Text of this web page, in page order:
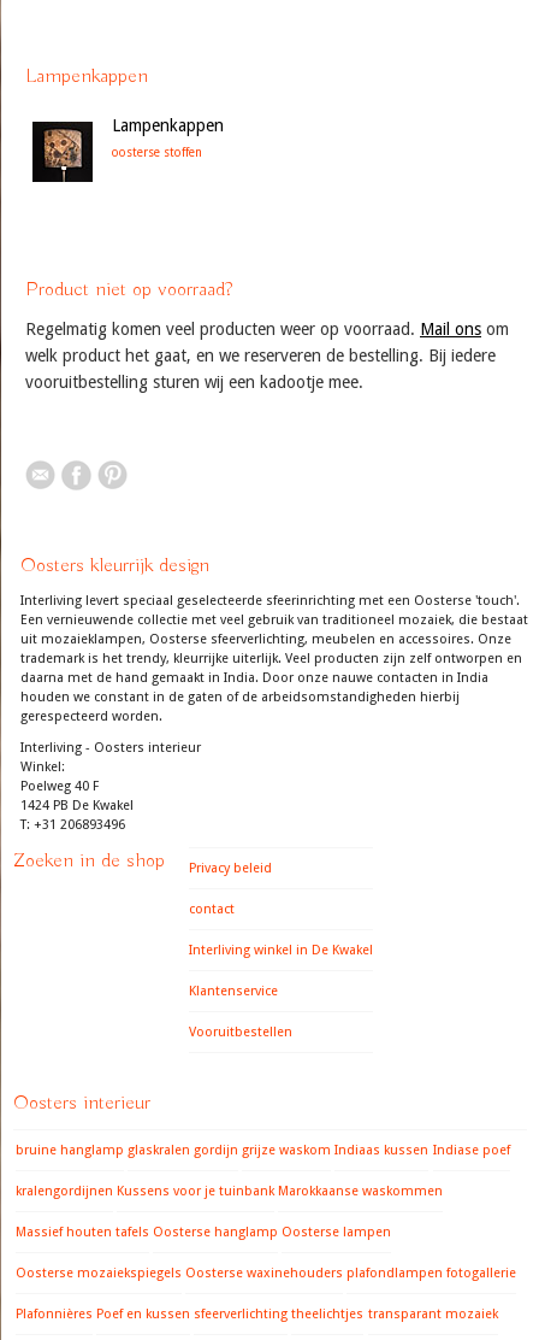
Lampenkappen
Lampenkappen
oosterse stoffen
Product niet op voorraad?
Regelmatig komen veel producten weer op voorraad. Mail ons om
welk product het gaat, en we reserveren de bestelling. Bij iedere
vooruitbestelling sturen wij een kadootje mee.
Oosters kleurrijk design
Interliving levert speciaal geselecteerde sfeerinrichting met een Oosterse 'touch'.
Een vernieuwende collectie met veel gebruik van traditioneel mozaiek, die bestaat
uit mozaieklampen, Oosterse sfeerverlichting, meubelen en accessoires. Onze
trademark is het trendy, kleurrijke uiterlijk. Veel producten zijn zelf ontworpen en
daarna met de hand gemaakt in India. Door onze nauwe contacten in India
houden we constant in de gaten of de arbeidsomstandigheden hierbij
gerespecteerd worden.
Interliving - Oosters interieur
Winkel:
Poelweg 40 F
1424 PB De Kwakel
T: +31 206893496
Zoeken in de shop Privacy beleid
contact
Interliving winkel in De Kwakel
Klantenservice
Vooruitbestellen
Oosters interieur
bruine hanglamp glaskralen gordijn grijze waskom Indiaas kussen Indiase poef
kralengordijnen Kussens voor je tuinbank Marokkaanse waskommen
Massief houten tafels Oosterse hanglamp Oosterse lampen
Oosterse mozaiekspiegels Oosterse waxinehouders plafondlampen fotogallerie
Plafonnières Poef en kussen sfeerverlichting theelichtjes transparant mozaiek